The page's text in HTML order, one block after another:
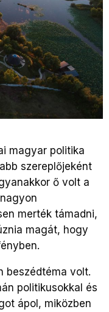
magyar politika
szereplőjeként
ő volt a
merték támadni,
magát, hogy
beszédtéma volt.
politikusokkal és
ápol, miközben